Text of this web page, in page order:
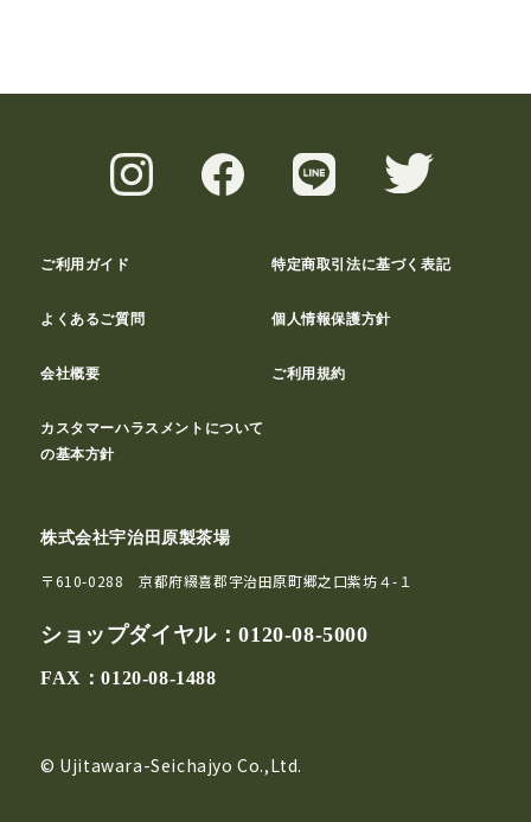
ご利用ガイド 特定商取引法に基づく表記
よくあるご質問 個人情報保護方針
会社概要 ご利用規約
カスタマーハラスメントについて
の基本方針
株式会社宇治田原製茶場
〒610-0288 京都府綴喜郡宇治田原町郷之口紫坊４-１
ショップダイヤル：0120-08-5000
FAX：0120-08-1488
© Ujitawara-Seichajyo Co.,Ltd.